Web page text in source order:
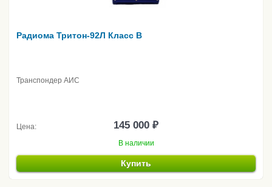
Радиома Тритон-92Л Класс B
Транспондер АИС
Цена: 145 000 ₽
В наличии
Купить